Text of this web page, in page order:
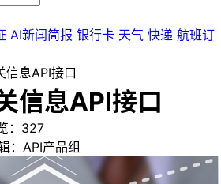
AI新闻简报 银行卡 天气 快递 航班订
信息API接口
信息API接口
： 327
：API产品组